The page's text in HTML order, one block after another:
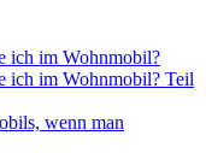
ich im Wohnmobil?
ich im Wohnmobil? Teil
wenn man